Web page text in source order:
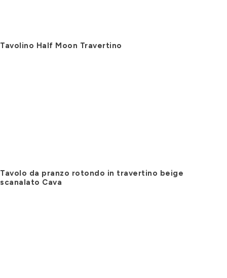
Tavolino Half Moon Travertino
Tavolo da pranzo rotondo in travertino beige
scanalato Cava